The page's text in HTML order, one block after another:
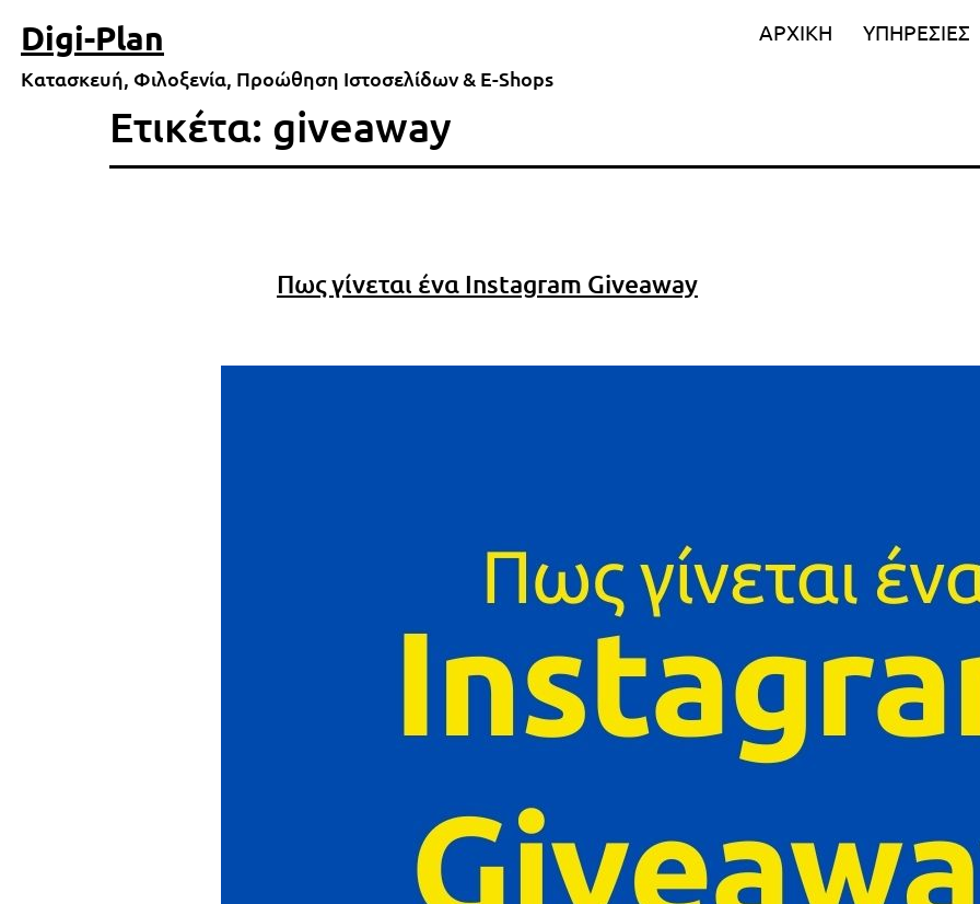
Digi-Plan
Κατασκευή, Φιλοξενία, Προώθηση Ιστοσελίδων & E-Shops
ΑΡΧΙΚΗ ΥΠΗΡΕΣΙΕΣ
Ετικέτα: giveaway
Πως γίνεται ένα Instagram Giveaway